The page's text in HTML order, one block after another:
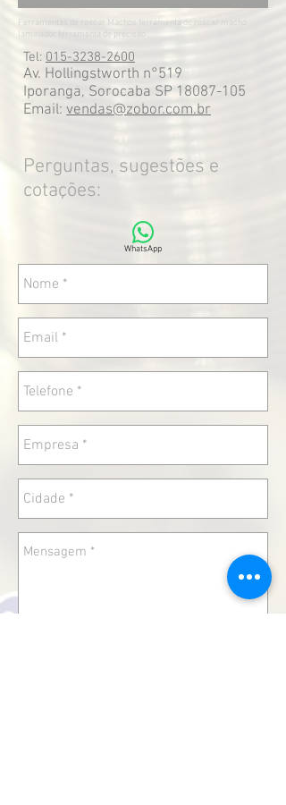
Ferramentas de roscar Machos ferramenta de roscar macho
laminador ferramenta de precisão
Tel: 015-3238-2600
Av. Hollingstworth n°519
Iporanga, Sorocaba SP 18087-105
Email: vendas@zobor.com.br
Perguntas, sugestões e
cotações:
WhatsApp